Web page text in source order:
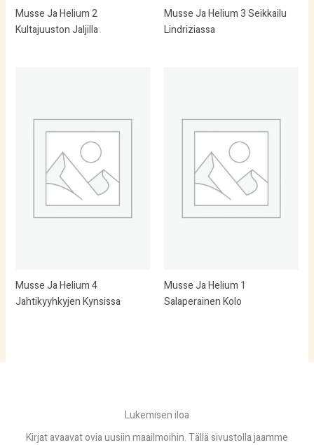
Musse Ja Helium 2
Kultajuuston Jaljilla
Musse Ja Helium 3 Seikkailu
Lindriziassa
Musse Ja Helium 4
Jahtikyyhkyjen Kynsissa
Musse Ja Helium 1
Salaperainen Kolo
Lukemisen iloa
Kirjat avaavat ovia uusiin maailmoihin. Tällä sivustolla jaamme